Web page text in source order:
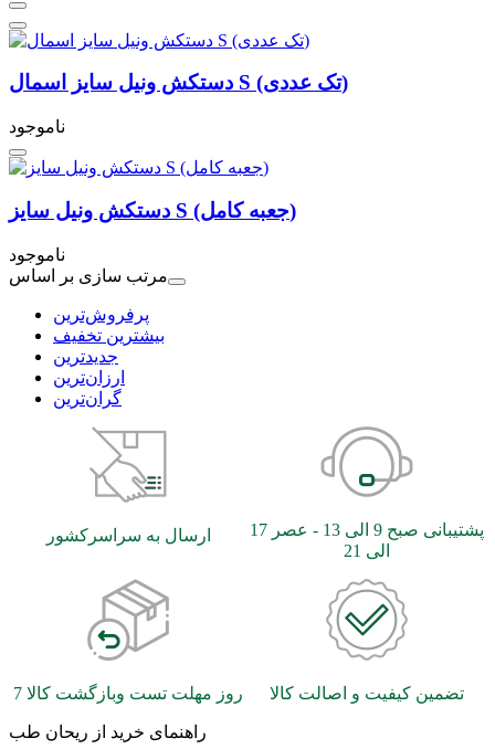
دستکش ونیل سایز اسمال S (تک عددی)
ناموجود
دستکش ونیل سایز S (جعبه کامل)
ناموجود
مرتب سازی بر اساس
بیشترین تخفیف
جدیدترین
ارزان‌ترین
گران‌ترین
ارسال به سراسرکشور
پشتیبانی صبح 9 الی 13 - عصر 17
الی 21
7 روز مهلت تست وبازگشت کالا تضمین کیفیت و اصالت کالا
راهنمای خرید از ریحان طب